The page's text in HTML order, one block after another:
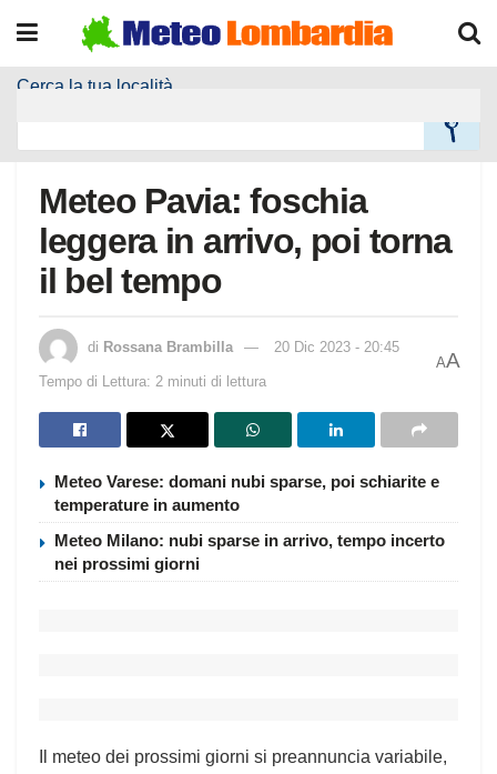
Cerca la tua località
Meteo Pavia: foschia
leggera in arrivo, poi torna
il bel tempo
di Rossana Brambilla 20 Dic 2023 - 20:45
Tempo di Lettura: 2 minuti di lettura
AA
Meteo Varese: domani nubi sparse, poi schiarite e
temperature in aumento
Meteo Milano: nubi sparse in arrivo, tempo incerto
nei prossimi giorni
Il meteo dei prossimi giorni si preannuncia variabile,